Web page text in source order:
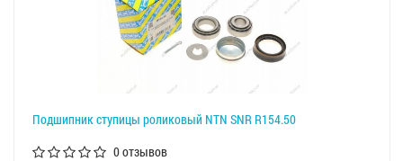
Подшипник ступицы роликовый NTN SNR R154.50
0 отзывов